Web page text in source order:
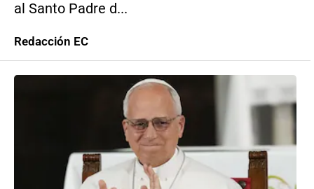
al Santo Padre d...
Redacción EC